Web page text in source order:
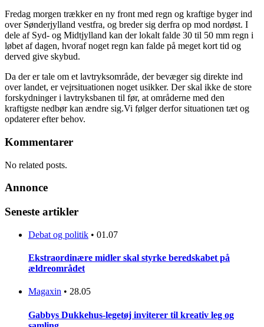
Fredag morgen trækker en ny front med regn og kraftige byger ind
over Sønderjylland vestfra, og breder sig derfra op mod nordøst. I
dele af Syd- og Midtjylland kan der lokalt falde 30 til 50 mm regn i
løbet af dagen, hvoraf noget regn kan falde på meget kort tid og
derved give skybud.
Da der er tale om et lavtryksområde, der bevæger sig direkte ind
over landet, er vejrsituationen noget usikker. Der skal ikke de store
forskydninger i lavtryksbanen til før, at områderne med den
kraftigste nedbør kan ændre sig.Vi følger derfor situationen tæt og
opdaterer efter behov.
Kommentarer
No related posts.
Annonce
Seneste artikler
Debat og politik • 01.07
Ekstraordinære midler skal styrke beredskabet på
ældreområdet
Magaxin • 28.05
Gabbys Dukkehus-legetøj inviterer til kreativ leg og